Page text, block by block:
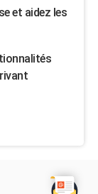
et aidez les